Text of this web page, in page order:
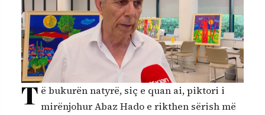
T ë bukurën natyrë, siç e quan ai, piktori i
mirënjohur Abaz Hado e rikthen sërish më